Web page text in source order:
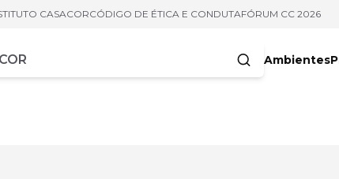
CASACORCÓDIGO DE ÉTICA E CONDUTAFÓRUM CC 2026
Ambientes